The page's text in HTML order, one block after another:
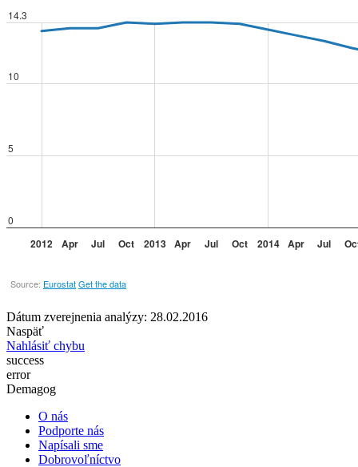
Dátum zverejnenia analýzy: 28.02.2016
Naspäť
Nahlásiť chybu
success
error
Demagog
O nás
Podporte nás
Napísali sme
Dobrovoľníctvo